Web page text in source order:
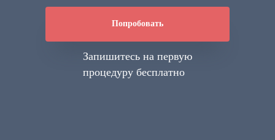
Запишитесь на первую
процедуру бесплатно
Попробовать